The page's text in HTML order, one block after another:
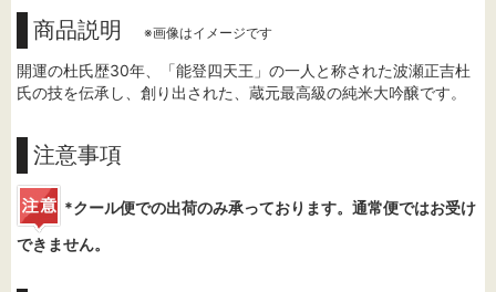
商品説明 ※画像はイメージです
開運の杜氏歴30年、「能登四天王」の一人と称された波瀬正吉杜
氏の技を伝承し、創り出された、蔵元最高級の純米大吟醸です。
注意事項
*クール便での出荷のみ承っております。通常便ではお受け
できません。